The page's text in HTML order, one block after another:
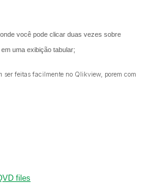
onde você pode clicar duas vezes sobre
uma exibição tabular;
ser feitas facilmente no Qlikview, porem com
files